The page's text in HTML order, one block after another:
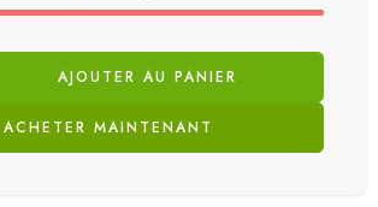
AJOUTER AU PANIER
ACHETER MAINTENANT